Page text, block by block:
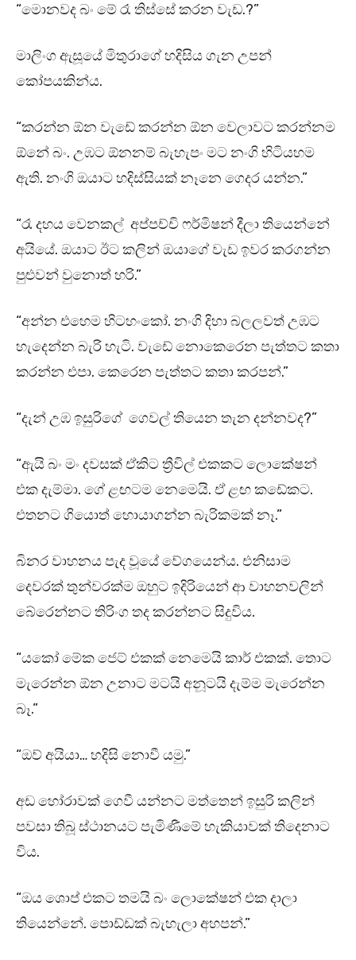
“මොනවද බං මේ රෑ තිස්සේ කරන වැඩ.?”
මාලිංග ඇසූයේ මිතුරාගේ හදිසිය ගැන උපන්
කෝපයකින්ය.
“කරන්න ඕන වැඩේ කරන්න ඕන වෙලාවට කරන්නම
ඕනේ බං. උඹට ඕනනම් බැහැපං මට නංගි හිටියහම
ඇති. නංගි ඔයාට හදිස්සියක් නෑනෙ ගෙදර යන්න.”
“රෑ දහය වෙනකල් අප්පච්චි ෆර්මිෂන් දීලා තියෙන්නේ
අයියේ. ඔයාට ඊට කලින් ඔයාගේ වැඩ ඉවර කරගන්න
පුළුවන් වුනොත් හරි.”
“අන්න එහෙම හිටහංකෝ. නංගි දිහා බලලවත් උඹට
හැදෙන්න බැරි හැටි. වැඩේ නොකෙරෙන පැත්තට කතා
කරන්න එපා. කෙරෙන පැත්තට කතා කරපන්.”
“දැන් උඹ ඉසුරිගේ ගෙවල් තියෙන තැන දන්නවද?”
“ඇයි බං මං දවසක් ඒකිට ත්‍රීවිල් එකකට ලොකේෂන්
එක දැම්මා. ගේ ළඟටම නෙමෙයි. ඒ ළඟ කඩේකට.
එතනට ගියොත් හොයාගන්න බැරිකමක් නෑ.”
බිනර වාහනය පැද වූයේ වේගයෙන්ය. එනිසාම
දෙවරක් තුන්වරක්ම ඔහුට ඉදිරියෙන් ආ වාහනවලින්
බේරෙන්නට තිරිංග තද කරන්නට සිදුවිය.
“යකෝ මේක ජෙට් එකක් නෙමෙයි කාර් එකක්. තොට
මැරෙන්න ඕන උනාට මටයි අනූටයි දැම්ම මැරෙන්න
බෑ.”
“ඔව් අයියා… හදිසි නොවී යමු.”
අඩ හෝරාවක් ගෙවී යන්නට මත්තෙන් ඉසුරි කලින්
පවසා තිබූ ස්ථානයට පැමිණීමේ හැකියාවක් තිදෙනාට
විය.
“ඔය ශොප් එකට තමයි බං ලොකේෂන් එක දාලා
තියෙන්නේ. පොඩ්ඩක් බැහැලා අහපන්.”